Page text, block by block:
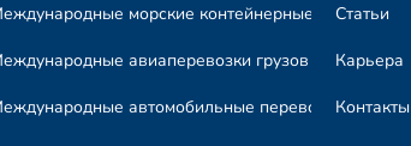
морские контейнерные перевозки
авиаперевозки грузов
автомобильные перевозки грузов​
Статьи
Карьера
Контакты